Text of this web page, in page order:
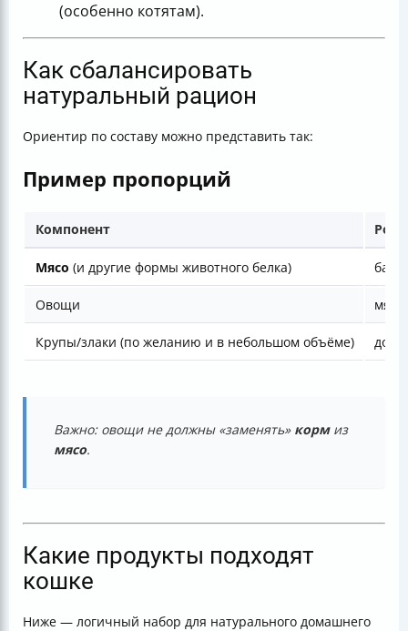
(особенно котятам).
Как сбалансировать
натуральный рацион
Ориентир по составу можно представить так:
Пример пропорций
Компонент Роль
Мясо (и другие формы животного белка) база
Овощи
Крупы/злаки (по желанию и в небольшом объёме)
Важно: овощи не должны «заменять» кормиз
мясо.
Какие продукты подходят
кошке
Ниже — логичный набор для натурального домашнего